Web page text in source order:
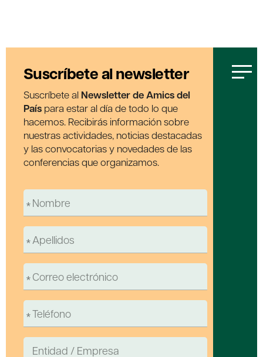
Suscríbete al newsletter
Suscríbete al Newsletter de Amics del
País para estar al día de todo lo que
hacemos. Recibirás información sobre
nuestras actividades, noticias destacadas
y las convocatorias y novedades de las
conferencias que organizamos.